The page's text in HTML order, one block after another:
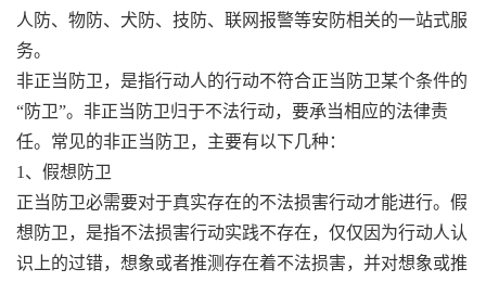
人防、物防、犬防、技防、联网报警等安防相关的一站式服
务。
非正当防卫，是指行动人的行动不符合正当防卫某个条件的
“防卫”。非正当防卫归于不法行动，要承当相应的法律责
任。常见的非正当防卫，主要有以下几种：
1、假想防卫
正当防卫必需要对于真实存在的不法损害行动才能进行。假
想防卫，是指不法损害行动实践不存在，仅仅因为行动人认
识上的过错，想象或者推测存在着不法损害，并对想象或推